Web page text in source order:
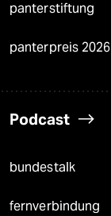
panterstiftung
panterpreis 2026
Podcast
bundestalk
fernverbindung